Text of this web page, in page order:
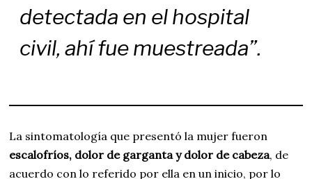
detectada en el hospital
civil, ahí fue muestreada”.
La sintomatología que presentó la mujer fueron
escalofríos, dolor de garganta y dolor de cabeza, de
acuerdo con lo referido por ella en un inicio, por lo